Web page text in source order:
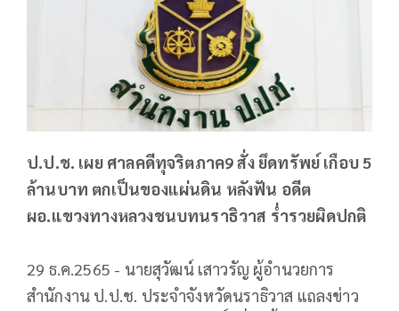
ป.ป.ช. เผย ศาลคดีทุจริตภาค9 สั่ง ยึดทรัพย์ เกือบ 5
ล้านบาท ตกเป็นของแผ่นดิน หลังฟัน อดีต
ผอ.แขวงทางหลวงชนบทนราธิวาส ร่ำรวยผิดปกติ
29 ธ.ค.2565 - นายสุวัฒน์ เสาวรัญ ผู้อำนวยการ
สำนักงาน ป.ป.ช. ประจำจังหวัดนราธิวาส แถลงข่าว